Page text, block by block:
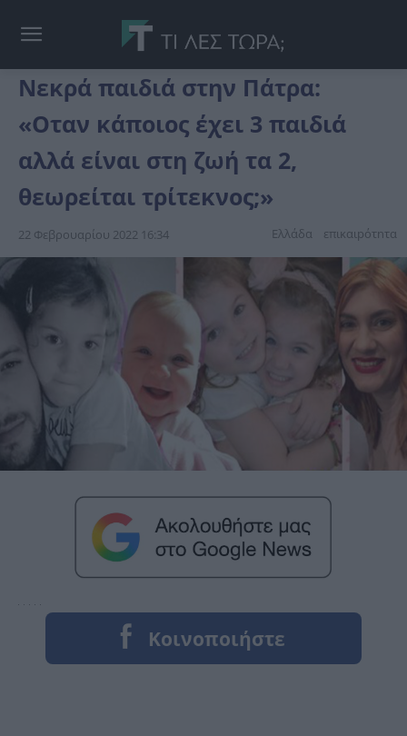
Νεκρά παιδιά στην Πάτρα:
«Οταν κάποιος έχει 3 παιδιά
αλλά είναι στη ζωή τα 2,
θεωρείται τρίτεκνος;»
22 Φεβρουαρίου 2022 16:34 Ελλάδα επικαιpότnτα